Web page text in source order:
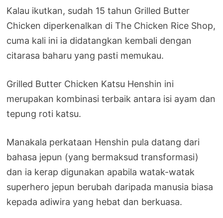
Kalau ikutkan, sudah 15 tahun Grilled Butter
Chicken diperkenalkan di The Chicken Rice Shop,
cuma kali ini ia didatangkan kembali dengan
citarasa baharu yang pasti memukau.
Grilled Butter Chicken Katsu Henshin ini
merupakan kombinasi terbaik antara isi ayam dan
tepung roti katsu.
Manakala perkataan Henshin pula datang dari
bahasa jepun (yang bermaksud transformasi)
dan ia kerap digunakan apabila watak-watak
superhero jepun berubah daripada manusia biasa
kepada adiwira yang hebat dan berkuasa.